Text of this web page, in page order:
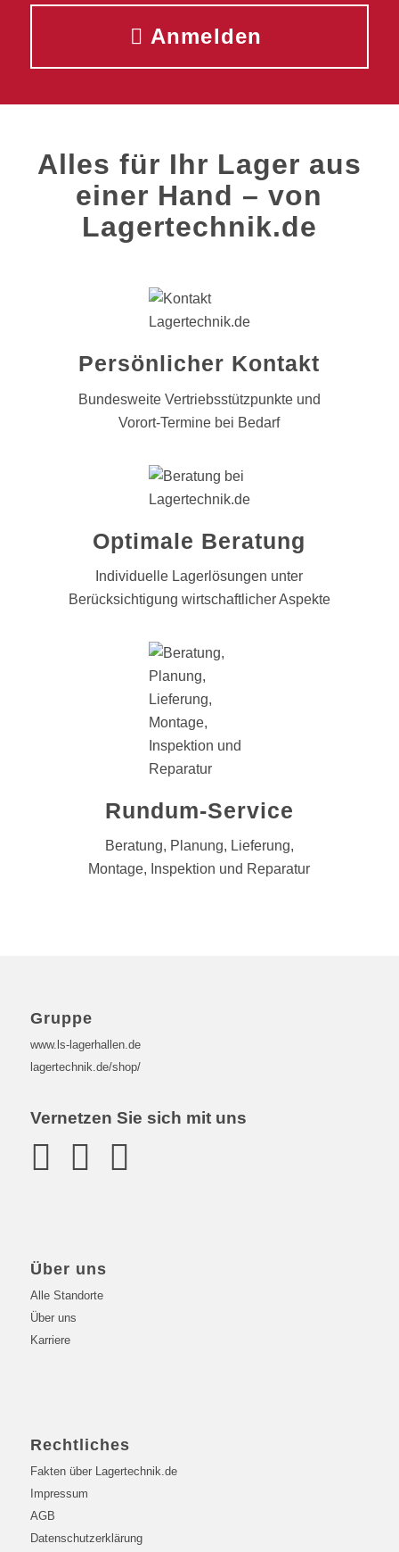
Anmelden
Alles für Ihr Lager aus
einer Hand – von
Lagertechnik.de
Persönlicher Kontakt
Bundesweite Vertriebsstützpunkte und
Vorort-Termine bei Bedarf
Optimale Beratung
Individuelle Lagerlösungen unter
Berücksichtigung wirtschaftlicher Aspekte
Rundum-Service
Beratung, Planung, Lieferung,
Montage, Inspektion und Reparatur
Gruppe
www.ls-lagerhallen.de
lagertechnik.de/shop/
Vernetzen Sie sich mit uns
Über uns
Alle Standorte
Über uns
Karriere
Rechtliches
Fakten über Lagertechnik.de
Impressum
AGB
Datenschutzerklärung